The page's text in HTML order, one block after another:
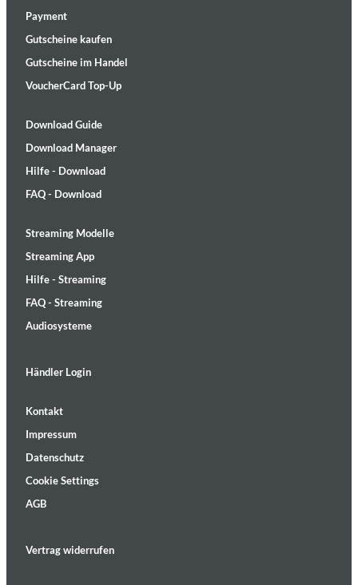
Payment
Gutscheine kaufen
Gutscheine im Handel
VoucherCard Top-Up
Download Guide
Download Manager
Hilfe - Download
FAQ - Download
Streaming Modelle
Streaming App
Hilfe - Streaming
FAQ - Streaming
Audiosysteme
Händler Login
Kontakt
Impressum
Datenschutz
Cookie Settings
AGB
Vertrag widerrufen